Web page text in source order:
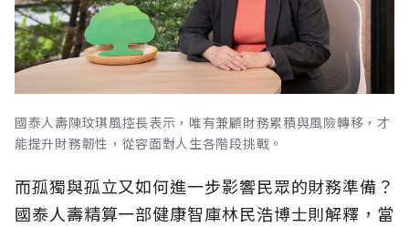
國泰人壽陳玟琪風控長表示，唯有兼顧財務累積與風險轉移，才
能提升財務韌性，從容面對人生各階段挑戰。
而孤獨與孤立又如何進一步影響民眾的財務準備？
國泰人壽精算一部健康智庫林民浩博士則解釋，當